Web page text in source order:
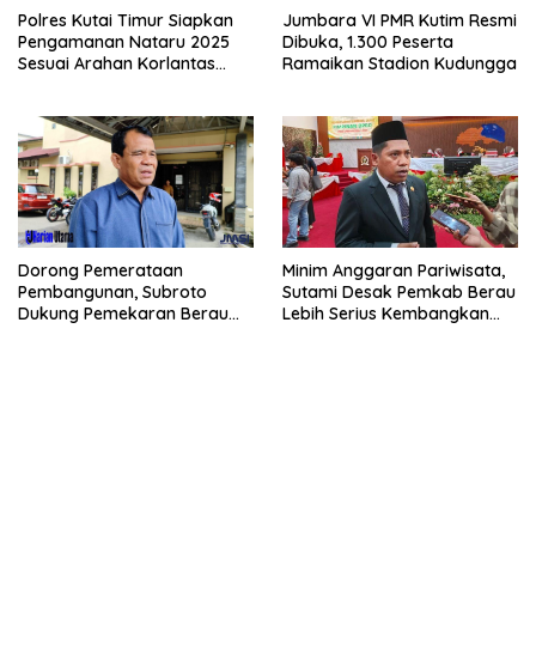
Polres Kutai Timur Siapkan
Pengamanan Nataru 2025
Sesuai Arahan Korlantas
Jumbara VI PMR Kutim Resmi
Dibuka, 1.300 Peserta
Ramaikan Stadion Kudungga
Dorong Pemerataan
Pembangunan, Subroto
Dukung Pemekaran Berau
Minim Anggaran Pariwisata,
Sutami Desak Pemkab Berau
Lebih Serius Kembangkan